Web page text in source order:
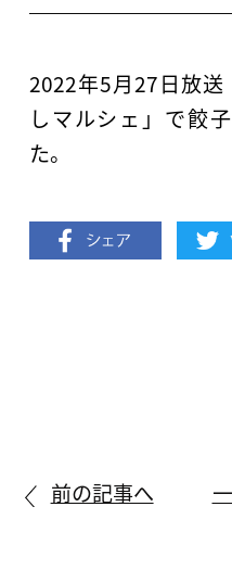
2022年5月27日放
しマルシェ」で餃
た。
前の記事へ